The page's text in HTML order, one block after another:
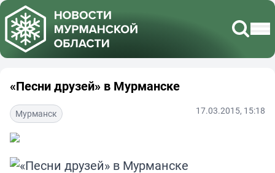
«Песни друзей» в Мурманске
Мурманск 17.03.2015, 15:18